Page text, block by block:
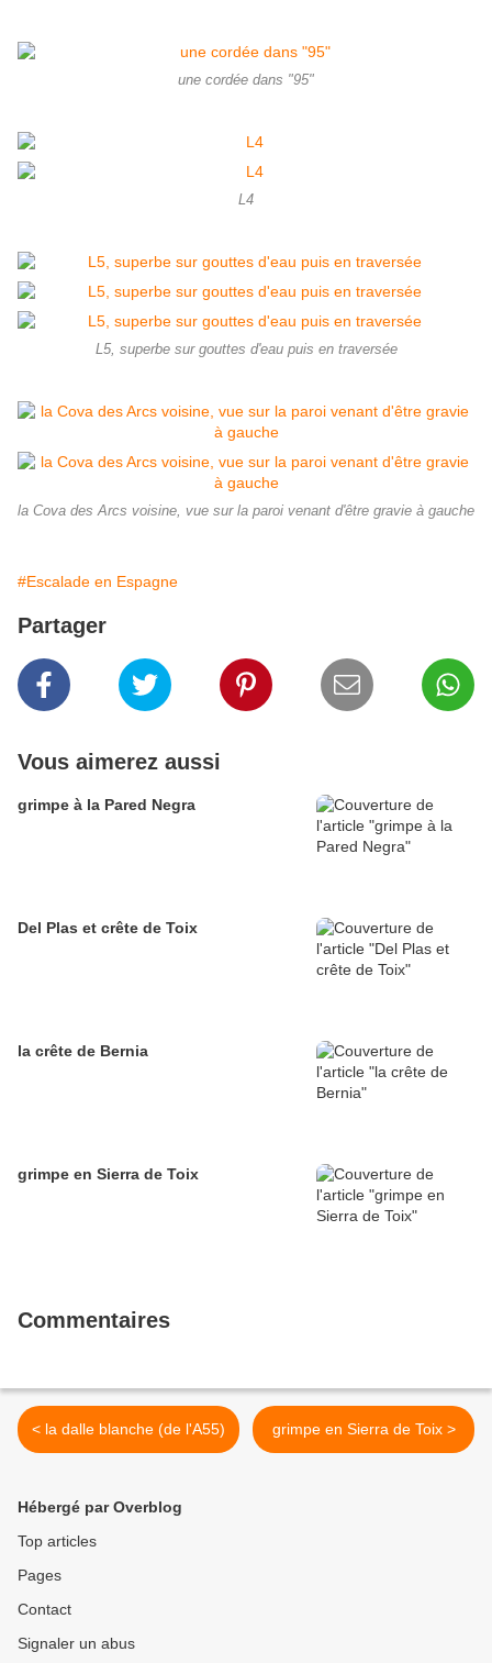
une cordée dans "95"
L4
L5, superbe sur gouttes d'eau puis en traversée
la Cova des Arcs voisine, vue sur la paroi venant d'être gravie à gauche
#Escalade en Espagne
Partager
Vous aimerez aussi
grimpe à la Pared Negra
Del Plas et crête de Toix
la crête de Bernia
grimpe en Sierra de Toix
Commentaires
< la dalle blanche (de l'A55) grimpe en Sierra de Toix >
Hébergé par Overblog
Top articles
Pages
Contact
Signaler un abus